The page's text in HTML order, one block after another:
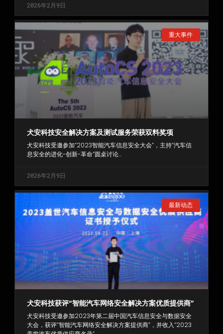
2026年2月9日
重大事件
犬安科技安全解决方案及测试服务荣获双料奖项
犬安科技受邀参加“2023智能汽车信息安全大会”，主持“汽车信
息安全的进化-创新-革命”圆桌讨论…
2026年2月9日
最新动态
犬安科技获评“智能汽车网络安全解决方案优质提供商”
犬安科技受邀参加2023年第二届中国汽车信息安全与数据安全
大会，获评“智能汽车网络安全解决方案提供商”，并收入“2023